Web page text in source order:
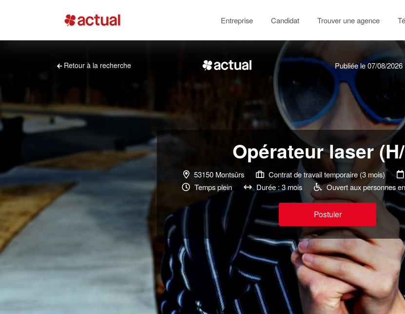
Entreprise Candidat Trouver une agence
Retour à la recherche Publiée le 07/08/2026
Opérateur laser
53150 Montsûrs Contrat de travail temporaire (3 mois)
Temps plein
Durée : 3 mois Ouvert aux personnes
Postuler